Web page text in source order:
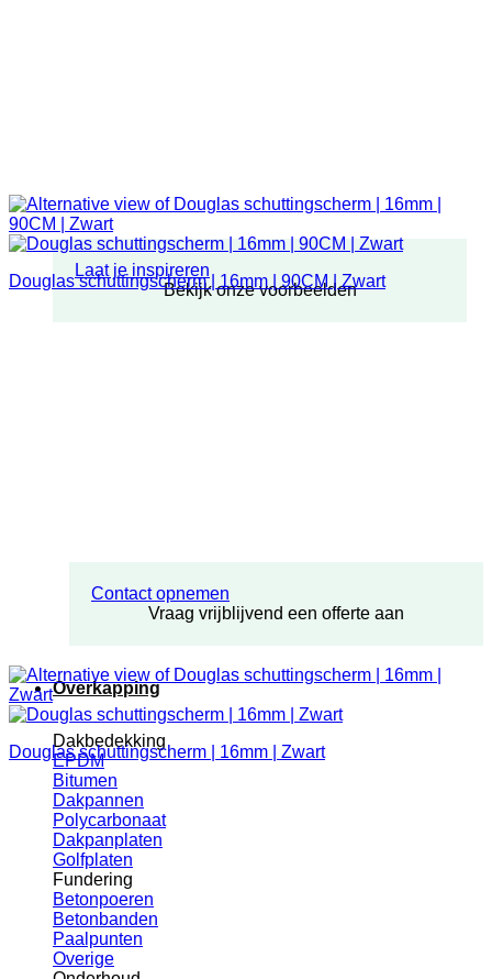
Laat je inspireren
Bekijk onze voorbeelden
Contact opnemen
Vraag vrijblijvend een offerte aan
Overkapping
Dakbedekking
EPDM
Bitumen
Dakpannen
Polycarbonaat
Dakpanplaten
Golfplaten
Fundering
Betonpoeren
Betonbanden
Paalpunten
Overige
Douglas schuttingscherm | 16mm | 90CM | Zwart
Douglas schuttingscherm | 16mm | Zwart